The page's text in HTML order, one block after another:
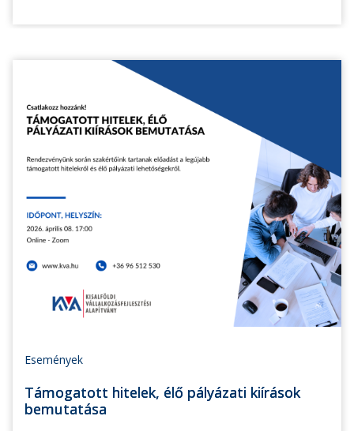
Események
Támogatott hitelek, élő pályázati kiírások
bemutatása